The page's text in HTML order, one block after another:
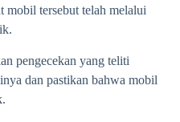
mobil tersebut telah melalui
pengecekan yang teliti
dan pastikan bahwa mobil